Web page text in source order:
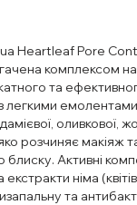
Heartleaf Pore
комплексом
та
емолентами
оливкової,
розчиняє макіяж
Активні
німа
та